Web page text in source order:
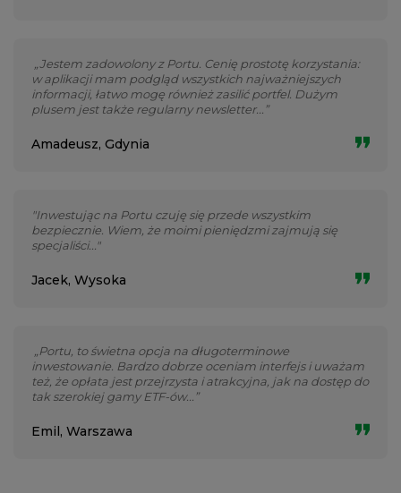
„Jestem zadowolony z Portu. Cenię prostotę korzystania:
w aplikacji mam podgląd wszystkich najważniejszych
informacji, łatwo mogę również zasilić portfel. Dużym
plusem jest także regularny newsletter...”
Amadeusz, Gdynia
"Inwestując na Portu czuję się przede wszystkim
bezpiecznie. Wiem, że moimi pieniędzmi zajmują się
specjaliści..."
Jacek, Wysoka
„Portu, to świetna opcja na długoterminowe
inwestowanie. Bardzo dobrze oceniam interfejs i uważam
też, że opłata jest przejrzysta i atrakcyjna, jak na dostęp do
tak szerokiej gamy ETF-ów...”
Emil, Warszawa